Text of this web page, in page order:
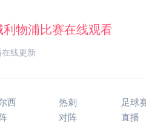
线更新
西
热刺
对阵
足球
直播